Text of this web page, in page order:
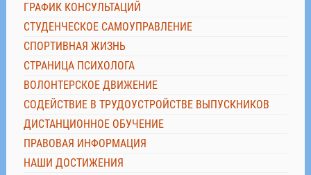
ГРАФИК КОНСУЛЬТАЦИЙ
СТУДЕНЧЕСКОЕ САМОУПРАВЛЕНИЕ
СПОРТИВНАЯ ЖИЗНЬ
СТРАНИЦА ПСИХОЛОГА
ВОЛОНТЕРСКОЕ ДВИЖЕНИЕ
СОДЕЙСТВИЕ В ТРУДОУСТРОЙСТВЕ ВЫПУСКНИКОВ
ДИСТАНЦИОННОЕ ОБУЧЕНИЕ
ПРАВОВАЯ ИНФОРМАЦИЯ
НАШИ ДОСТИЖЕНИЯ